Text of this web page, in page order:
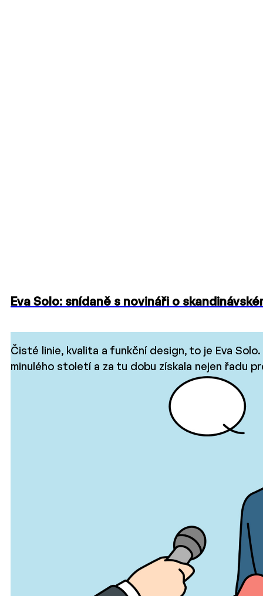
Eva Solo: snídaně s novináři o
Čisté linie, kvalita a funkční design, to je Eva
minulého století a za tu dobu získala nejen řadu